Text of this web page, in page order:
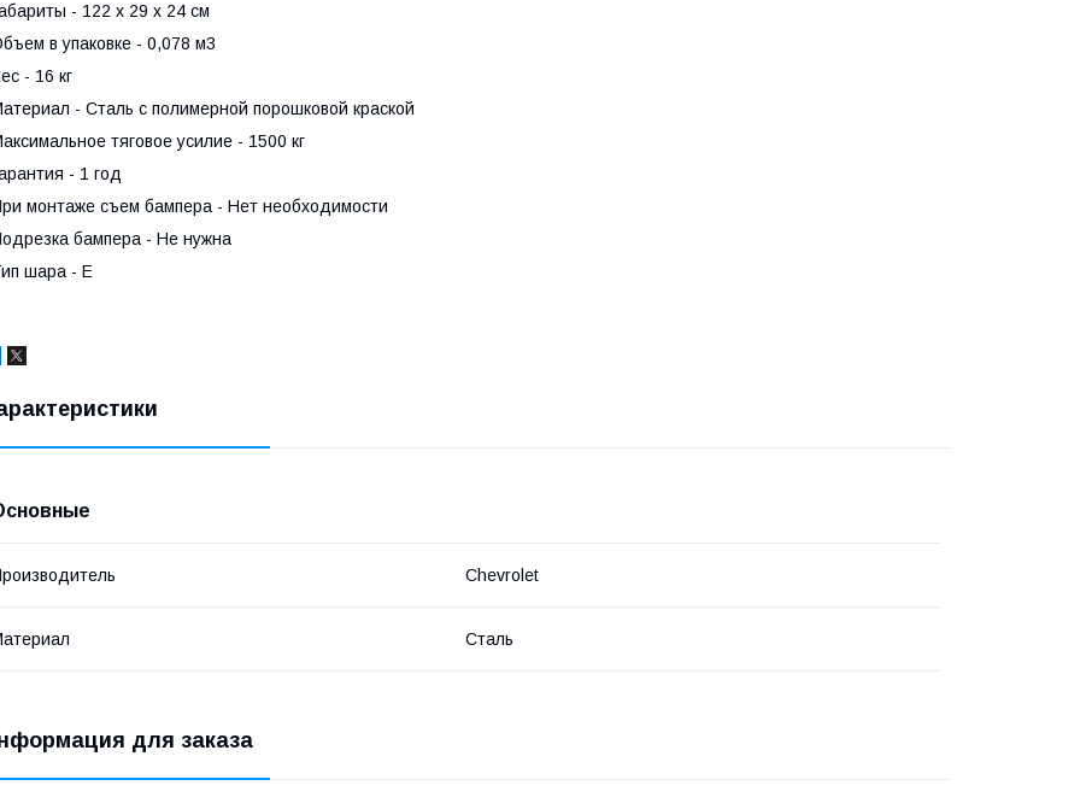
- 122 х 29 х 24 см
в упаковке - 0,078 м3
- 16 кг
- Сталь с полимерной порошковой краской
тяговое усилие - 1500 кг
- 1 год
монтаже съем бампера - Нет необходимости
бампера - Не нужна
шара - E
Chevrolet
Сталь
для заказа